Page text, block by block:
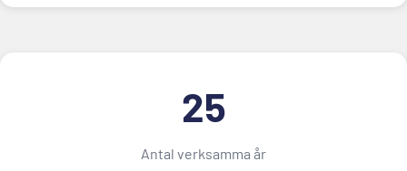
25
Antal verksamma år